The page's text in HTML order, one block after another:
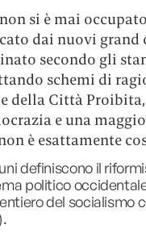
si è mai
dai nuovi grand
secondo gli
schemi di
della Città
e una
è esattamente
definiscono il
politico
del socialismo